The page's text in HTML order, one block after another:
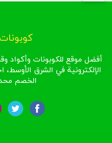
أفضل موقع للكوبونات وأكواد
الإلكترونية في الشرق
الخصم